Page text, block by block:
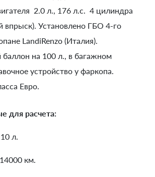
2.0 л., 176 л.с. 4 цилиндра
впрыск). Установлено ГБО 4-го
LandiRenzo (Италия).
на 100 л., в багажном
устройство у фаркопа.
Евро.
для расчета:
л.
км.